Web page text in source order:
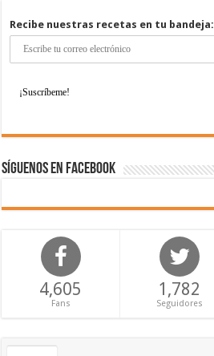
Recibe nuestras recetas en tu bandeja:
Síguenos en Facebook
4,605
Fans
1,782
Seguidores